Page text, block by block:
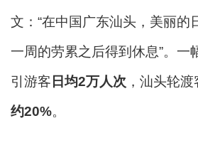
文：“在中国广东汕头，美丽的
一周的劳累之后得到休息”。一
引游客 日均2万人次 ，汕头轮
约20%。